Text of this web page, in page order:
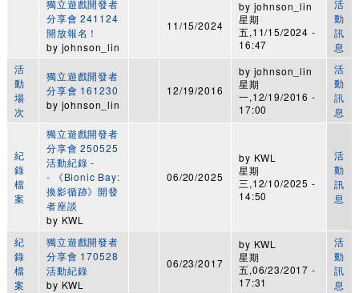
獨立遊戲開發者
分享會 241124
開放報名！
by johnson_lin
11/15/2024
by johnson_lin
星期
五,11/15/2024 -
16:47
活
動
訊
息
活
動
場
次
獨立遊戲開發者
分享會 161230
by johnson_lin
12/19/2016
by johnson_lin
星期
一,12/19/2016 -
17:00
活
動
訊
息
紀
錄
檔
案
獨立遊戲開發者
分享會 250525
活動紀錄 -
- 《Bionic Bay:
換影循跡》開發
者座談
by KWL
06/20/2025
by KWL
星期
三,12/10/2025 -
14:50
活
動
訊
息
紀
錄
檔
案
獨立遊戲開發者
分享會 170528
活動紀錄
by KWL
06/23/2017
by KWL
星期
五,06/23/2017 -
17:31
活
動
訊
息